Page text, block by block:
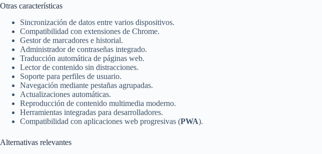
Otras características
Sincronización de datos entre varios dispositivos.
Compatibilidad con extensiones de Chrome.
Gestor de marcadores e historial.
Administrador de contraseñas integrado.
Traducción automática de páginas web.
Lector de contenido sin distracciones.
Soporte para perfiles de usuario.
Navegación mediante pestañas agrupadas.
Actualizaciones automáticas.
Reproducción de contenido multimedia moderno.
Herramientas integradas para desarrolladores.
Compatibilidad con aplicaciones web progresivas (PWA).
Alternativas relevantes